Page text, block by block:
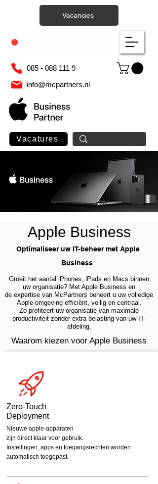
085 - 088 111 9
info@mcpartners.nl
Vacatures
Vacancies
Apple Business
Optimaliseer uw IT-beheer met Apple
Business
Groeit het aantal iPhones, iPads en Macs binnen
uw organisatie? Met Apple Business en
de expertise van McPartners beheert u uw volledige
Apple-omgeving efficiënt, veilig en centraal.
Zo profiteert uw organisatie van maximale
productiviteit zonder extra belasting van uw IT-
afdeling.
Waarom kiezen voor Apple Business
Zero-Touch
Deployment
Nieuwe apple-apparaten
zijn direct klaar voor gebruik.
Instellingen, apps en toegangsrechten worden
automatisch toegepast.